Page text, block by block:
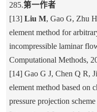
285.第一作者
[13] Liu M, Gao G, Zhu
element method for
incompressible laminar
Computational Methods,
[14] Gao G J, Chen Q R,
element method based on
pressure projection